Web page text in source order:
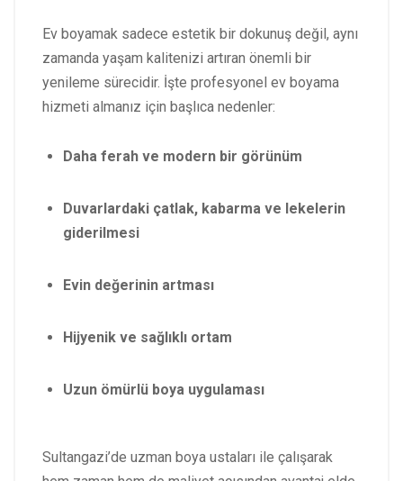
Ev boyamak sadece estetik bir dokunuş değil, aynı
zamanda yaşam kalitenizi artıran önemli bir
yenileme sürecidir. İşte profesyonel ev boyama
hizmeti almanız için başlıca nedenler:
Daha ferah ve modern bir görünüm
Duvarlardaki çatlak, kabarma ve lekelerin
giderilmesi
Evin değerinin artması
Hijyenik ve sağlıklı ortam
Uzun ömürlü boya uygulaması
Sultangazi’de uzman boya ustaları ile çalışarak